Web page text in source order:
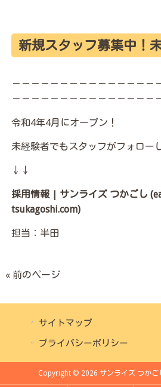
新規スタッフ募集中！
－－－－－－－－－－－－－－－
－－－－－－－－－－－－－－－
令和4年4月にオープン！
未経験者でもスタッフがフォロー
↓↓
採用情報 | サンライズ つかごし
tsukagoshi.com)
担当：半田
« 前のページ
サイトマップ
プライバシーポリシー
Copyright © 2026 サンライズ つかご